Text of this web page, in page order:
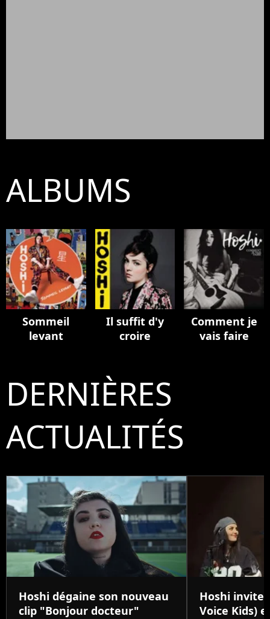
ALBUMS
Sommeil
levant
Il suffit d'y
croire
Comment je
vais faire
DERNIÈRES
ACTUALITÉS
Hoshi dégaine son nouveau
clip "Bonjour docteur"
Hoshi invite
Voice Kids)